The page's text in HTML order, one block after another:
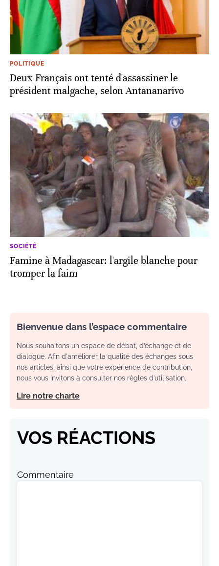
POLITIQUE
Deux Français ont tenté d'assassiner le
président malgache, selon Antananarivo
SOCIÉTÉ
Famine à Madagascar: l'argile blanche pour
tromper la faim
Bienvenue dans l’espace commentaire
Nous souhaitons un espace de débat, d’échange et de
dialogue. Afin d'améliorer la qualité des échanges sous
nos articles, ainsi que votre expérience de contribution,
nous vous invitons à consulter nos règles d’utilisation.
Lire notre charte
VOS RÉACTIONS
Commentaire